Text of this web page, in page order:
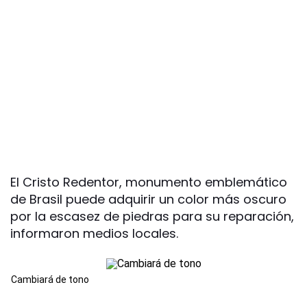
El Cristo Redentor, monumento emblemático
de Brasil puede adquirir un color más oscuro
por la escasez de piedras para su reparación,
informaron medios locales.
Cambiará de tono